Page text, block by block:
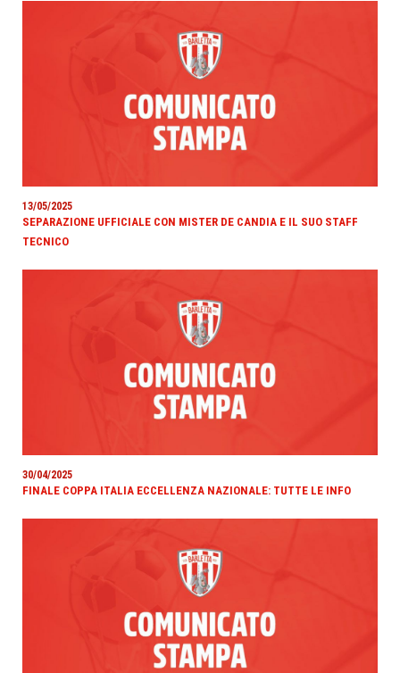
13/05/2025
SEPARAZIONE UFFICIALE CON MISTER DE CANDIA E IL SUO STAFF
TECNICO
30/04/2025
FINALE COPPA ITALIA ECCELLENZA NAZIONALE: TUTTE LE INFO